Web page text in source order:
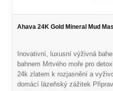
Ahava 24K Gold Mineral Mud
Inovativní, luxusní výživná
bahnem Mrtvého moře pro
24k zlatem k rozjasnění a
domácí lázeňský zážitek